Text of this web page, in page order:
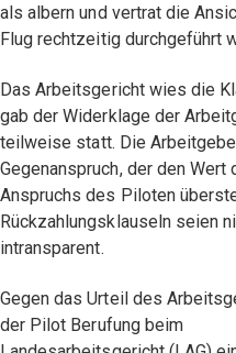
als albern und vertrat die
Flug rechtzeitig durchgeführt
Das Arbeitsgericht wies die
gab der Widerklage der
teilweise statt. Die
Gegenanspruch, der den Wert
Anspruchs des Piloten
Rückzahlungsklauseln seien
intransparent.
Gegen das Urteil des
der Pilot Berufung beim